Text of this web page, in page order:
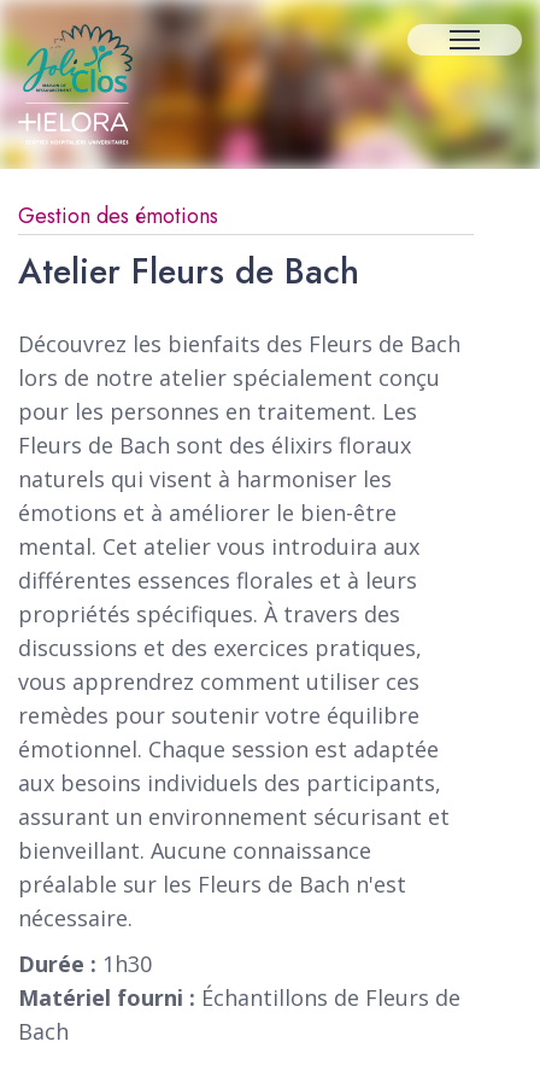
Gestion des émotions
Atelier Fleurs de Bach
Découvrez les bienfaits des Fleurs de Bach
lors de notre atelier spécialement conçu
pour les personnes en traitement. Les
Fleurs de Bach sont des élixirs floraux
naturels qui visent à harmoniser les
émotions et à améliorer le bien-être
mental. Cet atelier vous introduira aux
différentes essences florales et à leurs
propriétés spécifiques. À travers des
discussions et des exercices pratiques,
vous apprendrez comment utiliser ces
remèdes pour soutenir votre équilibre
émotionnel. Chaque session est adaptée
aux besoins individuels des participants,
assurant un environnement sécurisant et
bienveillant. Aucune connaissance
préalable sur les Fleurs de Bach n'est
nécessaire.
Durée : 1h30
Matériel fourni : Échantillons de Fleurs de
Bach